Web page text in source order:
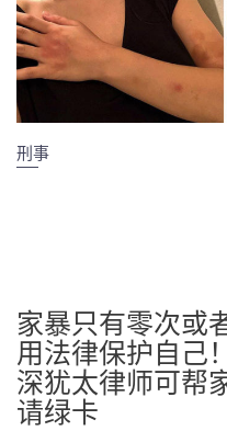
刑事
家暴只有零次或
用法律保护自己
深犹太律师可帮
请绿卡